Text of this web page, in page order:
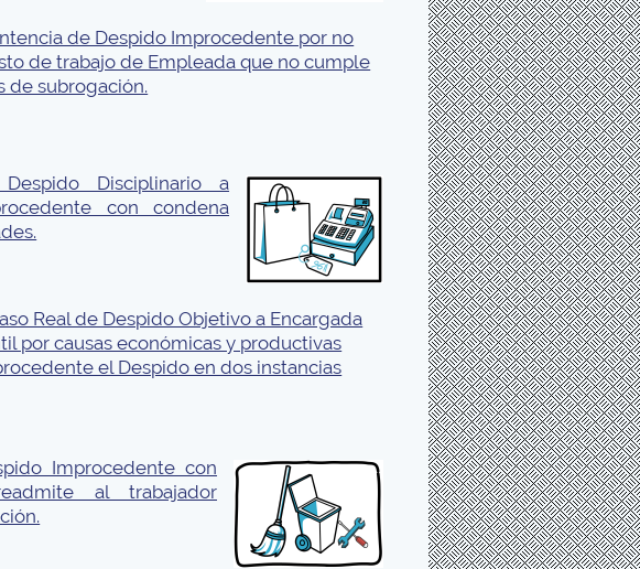
de Despido Improcedente por no
de trabajo de Empleada que no cumple
de subrogación.
Disciplinario a
con condena
Real de Despido Objetivo a Encargada
por causas económicas y productivas
el Despido en dos instancias
Improcedente con
al trabajador